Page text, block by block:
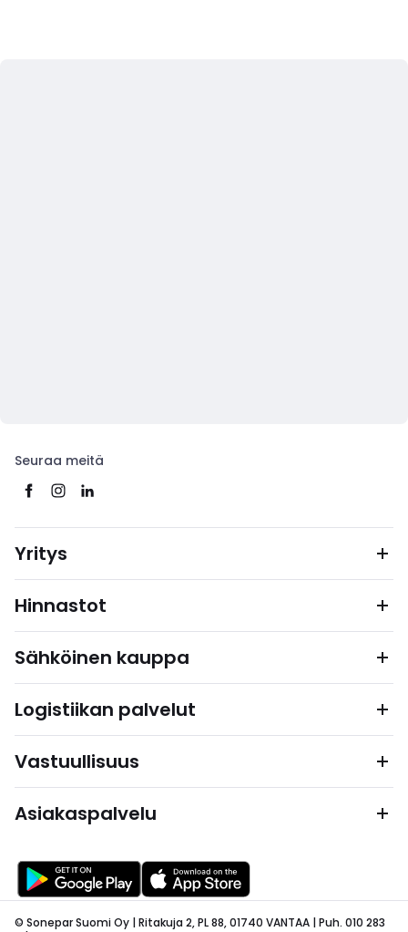
Seuraa meitä
Yritys
Hinnastot
Sähköinen kauppa
Logistiikan palvelut
Vastuullisuus
Asiakaspalvelu
© Sonepar Suomi Oy | Ritakuja 2, PL 88, 01740 VANTAA | Puh. 010 283